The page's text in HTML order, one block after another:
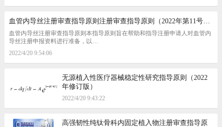
血管内导丝注册审查指导原则注册审查指导原则（2022年第11号…
血管内导丝注册审查指导原则本指导原则旨在帮助和指导注册申请人对血管内
导丝注册申报资料进行准备，以…
2022/4/20 9:54:06
无源植入性医疗器械稳定性研究指导原则（2022
年修订版）
2022/4/20 9:43:22
高强韧性纯钛骨科内固定植入物注册审查指导原